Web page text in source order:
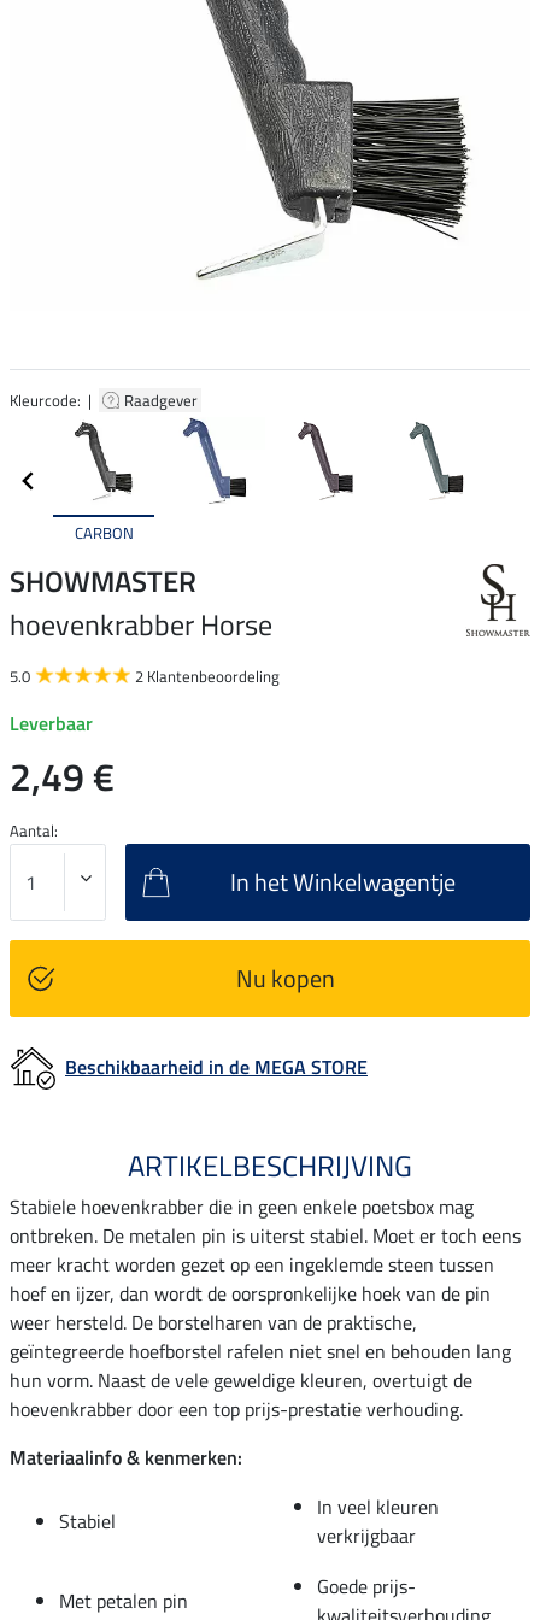
Kleurcode: | Raadgever
CARBON
SHOWMASTER
hoevenkrabber Horse
5.0 2 Klantenbeoordeling
Leverbaar
2,49 €
Aantal:
In het Winkelwagentje
Nu kopen
Beschikbaarheid in de MEGA STORE
ARTIKELBESCHRIJVING
Stabiele hoevenkrabber die in geen enkele poetsbox mag
ontbreken. De metalen pin is uiterst stabiel. Moet er toch eens
meer kracht worden gezet op een ingeklemde steen tussen
hoef en ijzer, dan wordt de oorspronkelijke hoek van de pin
weer hersteld. De borstelharen van de praktische,
geïntegreerde hoefborstel rafelen niet snel en behouden lang
hun vorm. Naast de vele geweldige kleuren, overtuigt de
hoevenkrabber door een top prijs-prestatie verhouding.
Materiaalinfo & kenmerken:
Stabiel
In veel kleuren
verkrijgbaar
Met petalen pin
Goede prijs-